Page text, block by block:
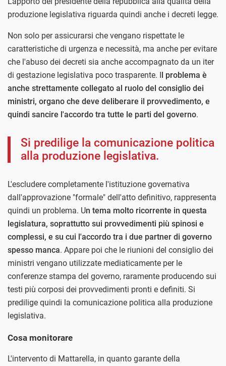
produzione legislativa riguarda quindi anche i decreti legge.
Non solo per assicurarsi che vengano rispettate le
caratteristiche di urgenza e necessità, ma anche per evitare
che l'abuso dei decreti sia anche accompagnato da un iter
di gestazione legislativa poco trasparente. Il problema è
anche strettamente collegato al ruolo del consiglio dei
ministri, organo che deve deliberare il provvedimento, e
quindi sancire l'accordo tra tutte le parti del governo.
Si predilige la comunicazione politica
alla produzione legislativa.
L'escludere completamente l'istituzione governativa
dall'approvazione "formale" dell'atto definitivo, rappresenta
quindi un problema. Un tema molto ricorrente in questa
legislatura, soprattutto sui provvedimenti più spinosi e
complessi, e su cui l'accordo tra i due partner di governo
spesso manca. Appare poi che le riunioni del consiglio dei
ministri vengano utilizzate mediaticamente per le
conferenze stampa del governo, raramente producendo sui
testi più corposi dei provvedimenti pronti e definiti. Si
predilige quindi la comunicazione politica alla produzione
legislativa.
Cosa monitorare
L'intervento di Mattarella, in quanto garante della